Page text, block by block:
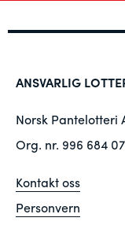
ANSVARLIG
Norsk Pantelotteri
Org. nr. 996 684
Kontakt oss
Personvern